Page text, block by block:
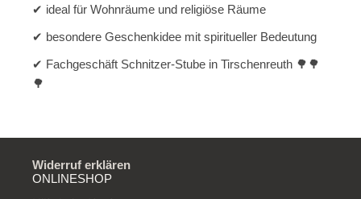
✔ ideal für Wohnräume und religiöse Räume
✔ besondere Geschenkidee mit spiritueller Bedeutung
✔ Fachgeschäft Schnitzer-Stube in Tirschenreuth 🌳🌳
🌳
Widerruf erklären
ONLINESHOP